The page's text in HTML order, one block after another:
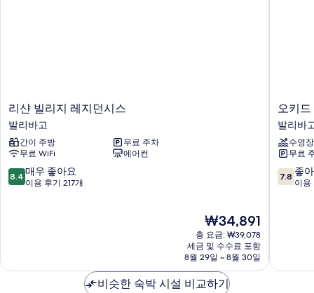
리
샨
빌
리
지
레
지
고
리샨 빌리지 레지던시스
발리바고
간이 주방
무료 주차
무료 WiFi
에어컨
10
점
우
8.4 매우 좋아요
이용 후기 217개
현
재
요
금
₩34,891
₩34,891
총 요금: ₩39,078
세금 및 수수료 포함
8월 29일 ~ 8월 30일
오
키
드
인
리
조
트
오키
발리바
수영장
무료
10
점
아
7.8 좋
이용
비슷한 숙박 시설 비교하기